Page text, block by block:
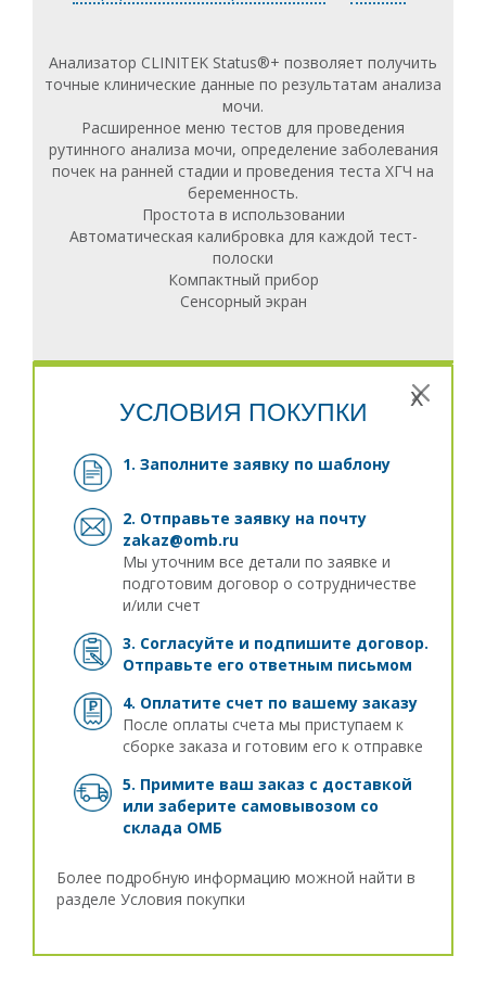
Анализатор CLINITEK Status®+ позволяет получить
точные клинические данные по результатам анализа
мочи.
Расширенное меню тестов для проведения
рутинного анализа мочи, определение заболевания
почек на ранней стадии и проведения теста ХГЧ на
беременность.
Простота в использовании
Автоматическая калибровка для каждой тест-
полоски
Компактный прибор
Сенсорный экран
x
УСЛОВИЯ ПОКУПКИ
1. Заполните заявку по шаблону
2. Отправьте заявку на почту
zakaz@omb.ru
Мы уточним все детали по заявке и
подготовим договор о сотрудничестве
и/или счет
3. Согласуйте и подпишите договор.
Отправьте его ответным письмом
4. Оплатите счет по вашему заказу
После оплаты счета мы приступаем к
сборке заказа и готовим его к отправке
5. Примите ваш заказ с доставкой
или заберите самовывозом со
склада ОМБ
Более подробную информацию можной найти в
разделе Условия покупки